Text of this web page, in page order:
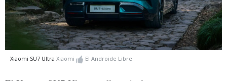
Xiaomi SU7 Ultra Xiaomi El Androide Libre